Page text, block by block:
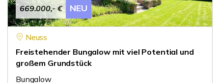
669.000,- € NEU
Neuss
Freistehender Bungalow mit viel Potential und
großem Grundstück
Bungalow